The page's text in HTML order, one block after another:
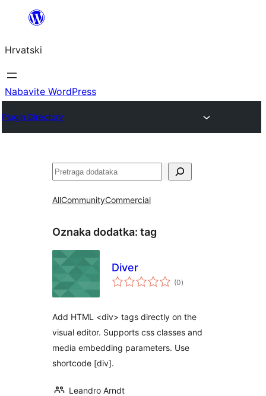
Skoči
sadržaja
Hrvatski
Nabavite WordPress
Plugin Directory
Pretraga
AllCommunityCommercial
Oznaka dodatka: tag
Diver
(0ukupna
ocijena
)
Add HTML <div> tags directly on the
visual editor. Supports css classes and
media embedding parameters. Use
shortcode [div].
Leandro Arndt